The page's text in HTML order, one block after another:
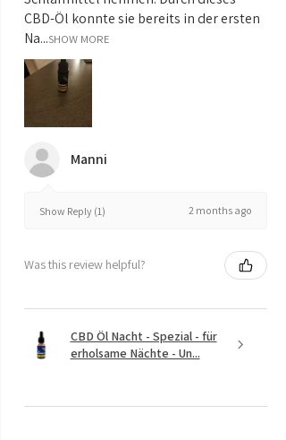
CBD-Öl konnte sie bereits in der ersten
Na...SHOW MORE
Manni
Show Reply (1) 2 months ago
Was this review helpful?
CBD Öl Nacht - Spezial - für
erholsame Nächte - Un...